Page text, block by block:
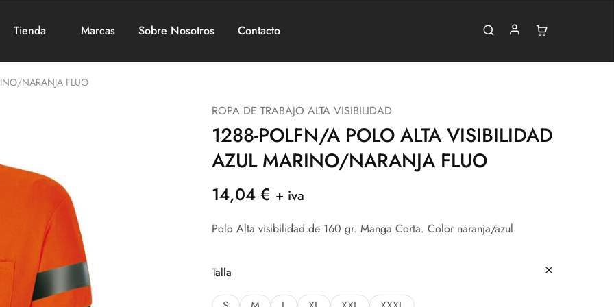
Tienda Marcas Sobre Nosotros Contacto
NARANJA FLUO
ROPA DE TRABAJO ALTA VISIBILIDAD
1288-POLFN/A POLO ALTA VISIBILIDAD
AZUL MARINO/NARANJA FLUO
14,04 € + iva
Polo Alta visibilidad de 160 gr. Manga Corta. Color naranja/azul
Talla